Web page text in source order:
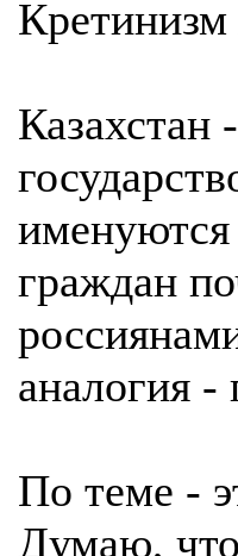
Кретинизм
Казахстан
граждан
аналогия -
По теме -
Думаю, что